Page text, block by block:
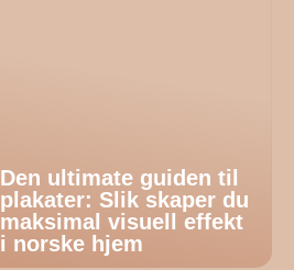
Den ultimate guiden til
plakater: Slik skaper du
maksimal visuell effekt
i norske hjem